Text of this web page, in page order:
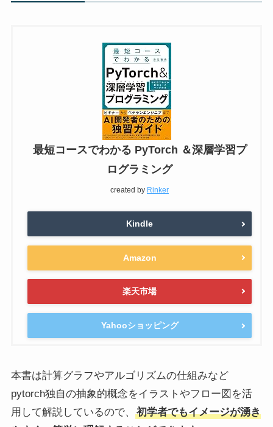
最短コースでわかる PyTorch ＆深層学習プ
ログラミング
created by Rinker
Kindle
Amazon
楽天市場
Yahooショッピング
本書は計算グラフやアルゴリズムの仕組みなど
pytorch独自の抽象的概念をイラストやフロー図を活
用して解説しているので、
初学者でもイメージが湧き